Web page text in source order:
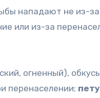
нападают не из-
или из-за
огненный),
перенаселении;